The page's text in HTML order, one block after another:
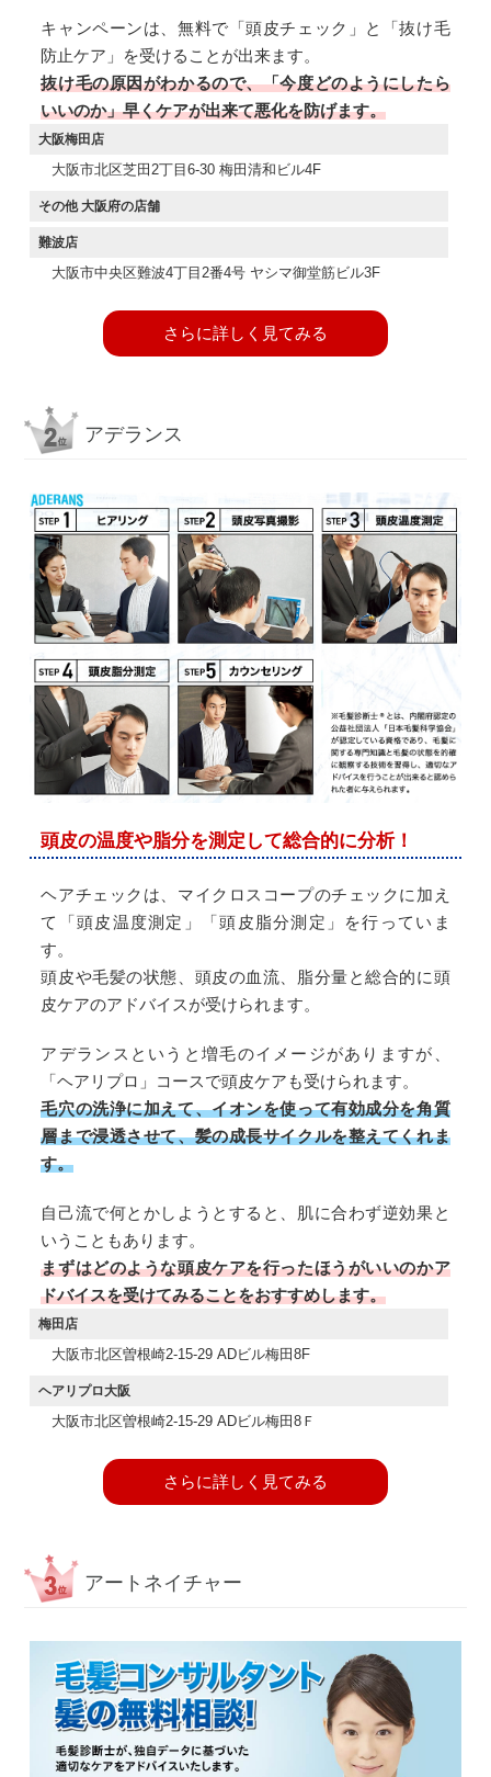
キャンペーンは、無料で「頭皮チェック」と「抜け毛
防止ケア」を受けることが出来ます。
抜け毛の原因がわかるので、「今度どのようにしたら
いいのか」早くケアが出来て悪化を防げます。
大阪梅田店
大阪市北区芝田2丁目6-30 梅田清和ビル4F
その他 大阪府の店舗
難波店
大阪市中央区難波4丁目2番4号 ヤシマ御堂筋ビル3F
さらに詳しく見てみる
アデランス
頭皮の温度や脂分を測定して総合的に分析！
ヘアチェックは、マイクロスコープのチェックに加え
て「頭皮温度測定」「頭皮脂分測定」を行っていま
す。
頭皮や毛髪の状態、頭皮の血流、脂分量と総合的に頭
皮ケアのアドバイスが受けられます。
アデランスというと増毛のイメージがありますが、
「ヘアリプロ」コースで頭皮ケアも受けられます。
毛穴の洗浄に加えて、イオンを使って有効成分を角質
層まで浸透させて、髪の成長サイクルを整えてくれま
す。
自己流で何とかしようとすると、肌に合わず逆効果と
いうこともあります。
まずはどのような頭皮ケアを行ったほうがいいのかア
ドバイスを受けてみることをおすすめします。
梅田店
大阪市北区曽根崎2-15-29 ADビル梅田8F
ヘアリプロ大阪
大阪市北区曽根崎2-15-29 ADビル梅田8Ｆ
さらに詳しく見てみる
アートネイチャー